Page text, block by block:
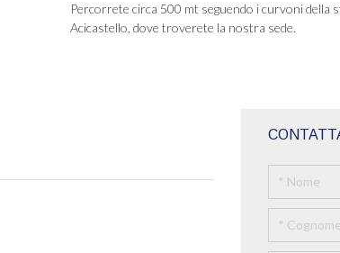
Percorrete circa 500 mt seguendo i curvoni della
Acicastello, dove troverete la nostra sede.